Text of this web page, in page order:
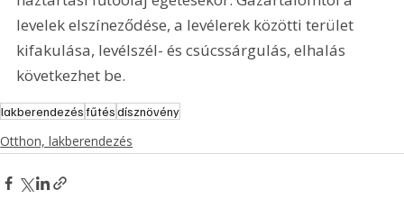
levelek elszíneződése, a levélerek közötti terület
kifakulása, levélszél- és csúcssárgulás, elhalás
következhet be.
lakberendezésfűtésdísznövény
Otthon, lakberendezés